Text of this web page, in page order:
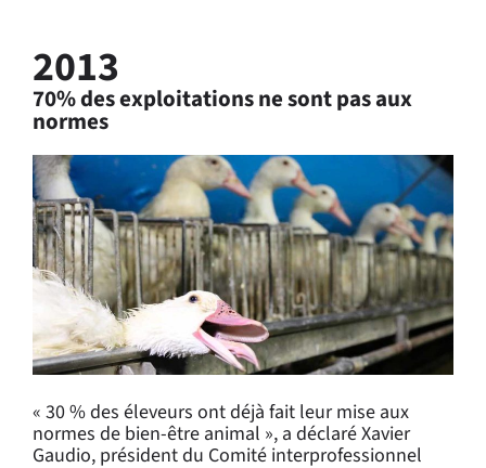
2013
70% des exploitations ne sont pas aux
normes
« 30 % des éleveurs ont déjà fait leur mise aux
normes de bien-être animal », a déclaré Xavier
Gaudio, président du Comité interprofessionnel